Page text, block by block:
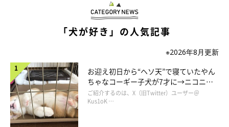
「犬が好き」の人気記事
※2026年8月更新
お迎え初日から“ヘソ天”で寝ていたやん
ちゃなコーギー子犬が7才に→ニコニ
コ“コーギースマイル”が魅力のコに成
長！
ご紹介するのは、X（旧Twitter）ユーザー＠
Kus1oK …